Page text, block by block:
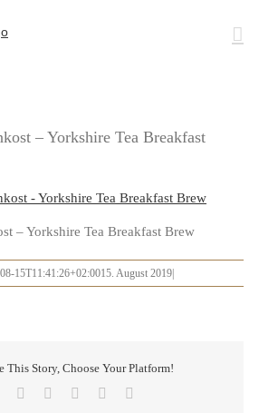
– Yorkshire Tea Breakfast
– Yorkshire Tea Breakfast Brew
15T11:41:26+02:0015. August 2019
This Story, Choose Your Platform!
Facebook LinkedInPinterest